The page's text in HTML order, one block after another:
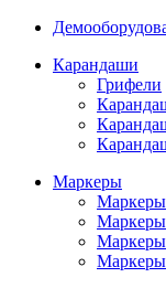
Карандаши
Грифели
Маркеры
Маркеры
Маркеры
Маркеры